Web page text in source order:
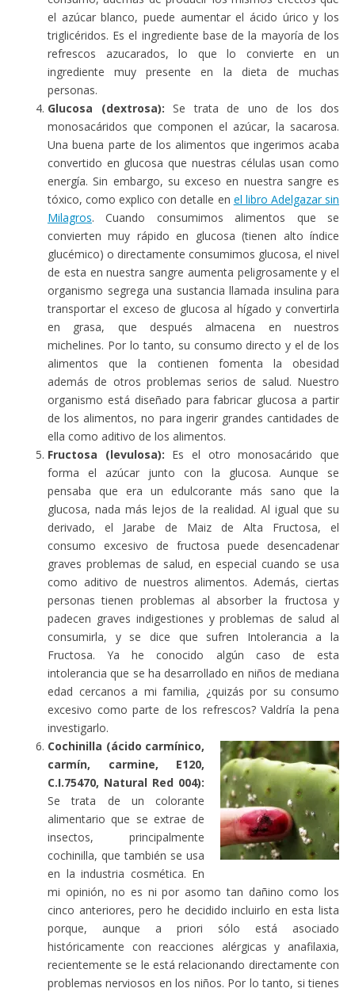
el azúcar blanco, puede aumentar el ácido úrico y los
triglicéridos. Es el ingrediente base de la mayoría de los
refrescos azucarados, lo que lo convierte en un
ingrediente muy presente en la dieta de muchas
personas.
Glucosa (dextrosa): Se trata de uno de los dos
monosacáridos que componen el azúcar, la sacarosa.
Una buena parte de los alimentos que ingerimos acaba
convertido en glucosa que nuestras células usan como
energía. Sin embargo, su exceso en nuestra sangre es
tóxico, como explico con detalle en el libro Adelgazar sin
Milagros. Cuando consumimos alimentos que se
convierten muy rápido en glucosa (tienen alto índice
glucémico) o directamente consumimos glucosa, el nivel
de esta en nuestra sangre aumenta peligrosamente y el
organismo segrega una sustancia llamada insulina para
transportar el exceso de glucosa al hígado y convertirla
en grasa, que después almacena en nuestros
michelines. Por lo tanto, su consumo directo y el de los
alimentos que la contienen fomenta la obesidad
además de otros problemas serios de salud. Nuestro
organismo está diseñado para fabricar glucosa a partir
de los alimentos, no para ingerir grandes cantidades de
ella como aditivo de los alimentos.
Fructosa (levulosa): Es el otro monosacárido que
forma el azúcar junto con la glucosa. Aunque se
pensaba que era un edulcorante más sano que la
glucosa, nada más lejos de la realidad. Al igual que su
derivado, el Jarabe de Maiz de Alta Fructosa, el
consumo excesivo de fructosa puede desencadenar
graves problemas de salud, en especial cuando se usa
como aditivo de nuestros alimentos. Además, ciertas
personas tienen problemas al absorber la fructosa y
padecen graves indigestiones y problemas de salud al
consumirla, y se dice que sufren Intolerancia a la
Fructosa. Ya he conocido algún caso de esta
intolerancia que se ha desarrollado en niños de mediana
edad cercanos a mi familia, ¿quizás por su consumo
excesivo como parte de los refrescos? Valdría la pena
investigarlo.
Cochinilla (ácido carmínico,
carmín, carmine, E120,
C.I.75470, Natural Red 004):
Se trata de un colorante
alimentario que se extrae de
insectos, principalmente
cochinilla, que también se usa
en la industria cosmética. En
mi opinión, no es ni por asomo tan dañino como los
cinco anteriores, pero he decidido incluirlo en esta lista
porque, aunque a priori sólo está asociado
históricamente con reacciones alérgicas y anafilaxia,
recientemente se le está relacionando directamente con
problemas nerviosos en los niños. Por lo tanto, si tienes